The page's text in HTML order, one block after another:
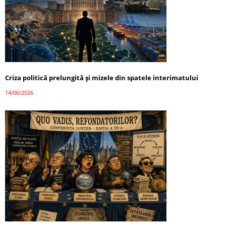
Criza politică prelungită și mizele din spatele interimatului
14/06/2026